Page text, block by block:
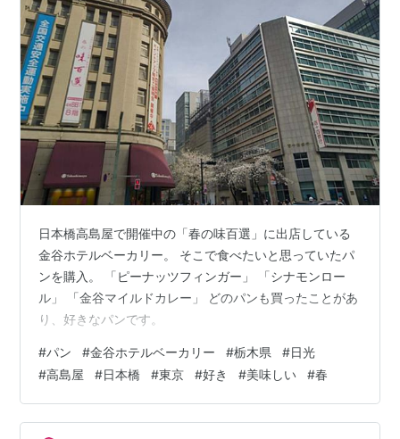
日本橋高島屋で開催中の「春の味百選」に出店している
金谷ホテルベーカリー。 そこで食べたいと思っていたパ
ンを購入。 「ピーナッツフィンガー」 「シナモンロー
ル」 「金谷マイルドカレー」 どのパンも買ったことがあ
り、好きなパンです。
#パン #金谷ホテルベーカリー #栃木県 #日光
#高島屋 #日本橋 #東京 #好き #美味しい #春